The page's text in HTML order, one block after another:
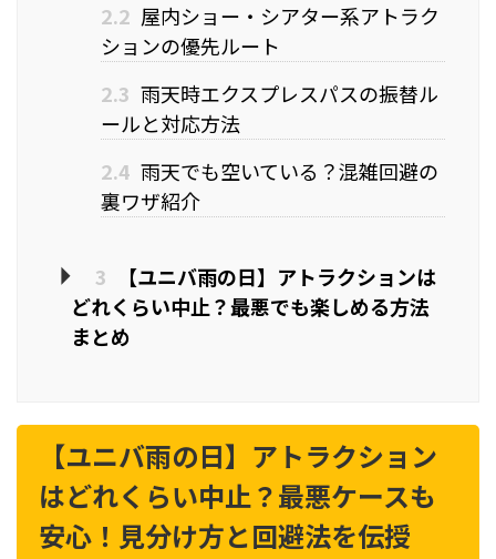
2.2 屋内ショー・シアター系アトラク
ションの優先ルート
2.3 雨天時エクスプレスパスの振替ル
ールと対応方法
2.4 雨天でも空いている？混雑回避の
裏ワザ紹介
3
【ユニバ雨の日】アトラクションは
どれくらい中止？最悪でも楽しめる方法
まとめ
【ユニバ雨の日】アトラクション
はどれくらい中止？最悪ケースも
安心！見分け方と回避法を伝授